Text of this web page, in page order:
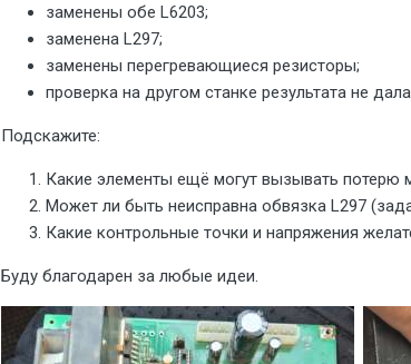
заменены обе L6203;
заменена L297;
заменены перегревающиеся резисторы;
проверка на другом станке результата не
Подскажите:
Какие элементы ещё могут вызывать потерю
Может ли быть неисправна обвязка L297
Какие контрольные точки и напряжения
Буду благодарен за любые идеи.